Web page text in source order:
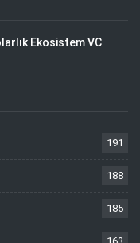
Ekosistem VC
191
188
185